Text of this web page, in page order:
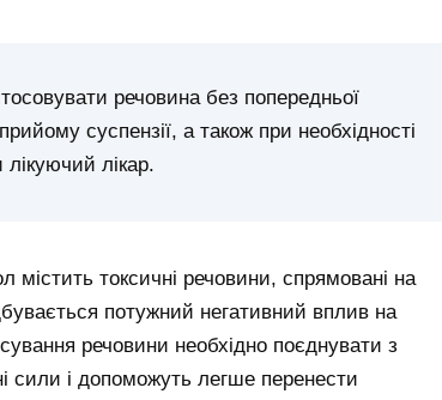
речовина без попередньої
суспензії, а також при необхідності
лікуючий лікар.
токсичні речовини, спрямовані на
потужний негативний вплив на
речовини необхідно поєднувати з
сили і допоможуть легше перенести